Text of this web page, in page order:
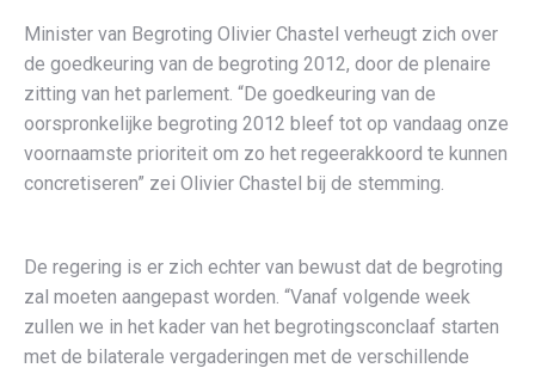
Minister van Begroting Olivier Chastel verheugt zich over
de goedkeuring van de begroting 2012, door de plenaire
zitting van het parlement. “De goedkeuring van de
oorspronkelijke begroting 2012 bleef tot op vandaag onze
voornaamste prioriteit om zo het regeerakkoord te kunnen
concretiseren” zei Olivier Chastel bij de stemming.
De regering is er zich echter van bewust dat de begroting
zal moeten aangepast worden. “Vanaf volgende week
zullen we in het kader van het begrotingsconclaaf starten
met de bilaterale vergaderingen met de verschillende